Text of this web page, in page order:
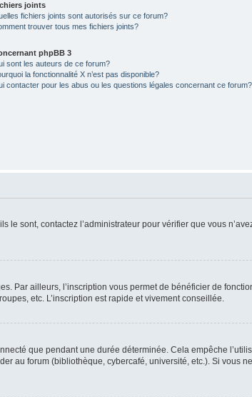
joints
fichiers joints sont autorisés sur ce forum?
trouver tous mes fichiers joints?
phpBB 3
sont les auteurs de ce forum?
la fonctionnalité X n’est pas disponible?
contacter pour les abus ou les questions légales concernant ce forum?
sont, contactez l’administrateur pour vérifier que vous
Par ailleurs, l’inscription vous permet de bénéficier de
etc. L’inscription est rapide et vivement conseillée.
que pendant une durée déterminée. Cela empêche
au forum (bibliothèque, cybercafé, université, etc.). Si vous